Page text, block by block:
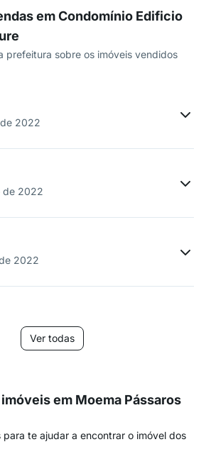
em Condomínio Edificio
prefeitura sobre os imóveis vendidos
2022
de 2022
2022
Ver todas
em Moema Pássaros
te ajudar a encontrar o imóvel dos